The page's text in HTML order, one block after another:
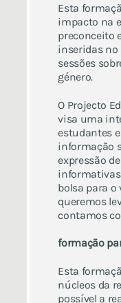
Esta
impacto na
preconceito
inseridas no
sessões
género.
O Projecto
visa uma
estudantes
informação
expressão
informativas
bolsa para o
queremos
contamos
formação
Esta
núcleos da
possível a